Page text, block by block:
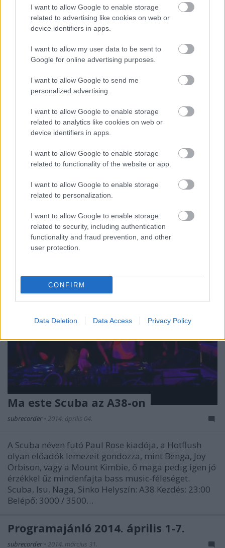
I want to allow Google to enable storage
related to advertising like cookies on web or
device identifiers in apps.
I want to allow my user data to be sent to
Google for online advertising purposes.
I want to allow Google to send me
personalized advertising.
I want to allow Google to enable storage
related to analytics like cookies on web or
device identifiers in apps.
I want to allow Google to enable storage
related to functionality of the website or app.
I want to allow Google to enable storage
related to personalization.
I want to allow Google to enable storage
related to security, including authentication
functionality and fraud prevention, and other
user protection.
CONFIRM
Data Deletion Data Access Privacy Policy
A halál eljön a lányért Scuba új
klipjében
Frontrecorder• 2015. április 01.
Március 23-án jelent meg a Berlinben élő brit
elektronikus zenei producer, Scuba negyedik
albuma, melyhez egy kliptrilógia készül. Ennek
második darabja az All I Think About Is
Death nyomasztó videója, melyben egy fiatal lány
menekül a Halál elől. A 2007 óta a német
fővárosban…
Ma este Scuba az A38-on
subrecorder • 2014. április 04.
A Scuba néven futó Paul Rose kiadója, a Hotflush
olyan előadók lemezeit gondozza, mint Benga, Joy
Orbison, vagy a Mount Kimbie, ő maga pedig igen jó
érzékkel űz mindenfajta bass music-féleséget.
Scuba, Isu, Naga, Sinko Helyszín: A38 Kezdés: 23:00
Belépő: 3000 / 3500…
Programajánló 2014. április 1-7.
subrecorder • 2014. március 31.